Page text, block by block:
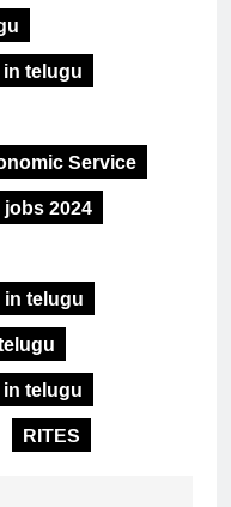
telugu
Service
2024
telugu
telugu
RITES